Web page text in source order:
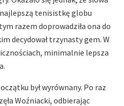
najlepszą tenisistkę globu
razem doprowadziła ona do
decydował trzynasty gem. W
minimalnie lepsza
był wyrównany. Po raz
Woźniacki, odbierając